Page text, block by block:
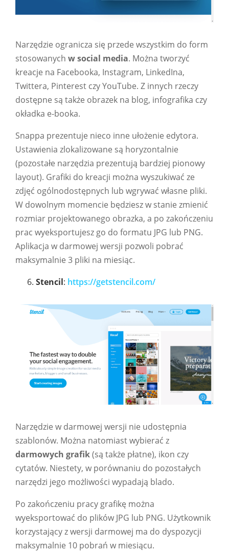
Narzędzie ogranicza się przede wszystkim do form
stosowanych w social media. Można tworzyć
kreacje na Facebooka, Instagram, LinkedIna,
Twittera, Pinterest czy YouTube. Z innych rzeczy
dostępne są także obrazek na blog, infografika czy
okładka e-booka.
Snappa prezentuje nieco inne ułożenie edytora.
Ustawienia zlokalizowane są horyzontalnie
(pozostałe narzędzia prezentują bardziej pionowy
layout). Grafiki do kreacji można wyszukiwać ze
zdjęć ogólnodostępnych lub wgrywać własne pliki.
W dowolnym momencie będziesz w stanie zmienić
rozmiar projektowanego obrazka, a po zakończeniu
prac wyeksportujesz go do formatu JPG lub PNG.
Aplikacja w darmowej wersji pozwoli pobrać
maksymalnie 3 pliki na miesiąc.
Stencil: https://getstencil.com/
Narzędzie w darmowej wersji nie udostępnia
szablonów. Można natomiast wybierać z
darmowych grafik(są także płatne), ikon czy
cytatów. Niestety, w porównaniu do pozostałych
narzędzi jego możliwości wypadają blado.
Po zakończeniu pracy grafikę można
wyeksportować do plików JPG lub PNG. Użytkownik
korzystający z wersji darmowej ma do dyspozycji
maksymalnie 10 pobrań w miesiącu.